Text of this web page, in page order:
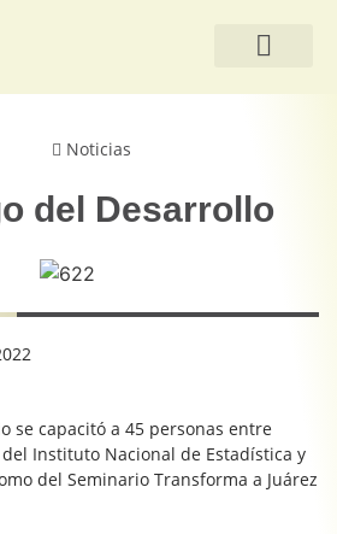
Noticias
del Desarrollo
se capacitó a 45 personas entre
Instituto Nacional de Estadística y
del Seminario Transforma a Juárez